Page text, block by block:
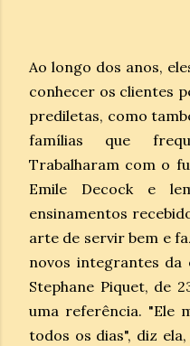
Ao longo dos anos,
conhecer os clientes
prediletas, como
famílias que
Trabalharam com o
Emile Decock e
ensinamentos
arte de servir bem e
novos integrantes da
Stephane Piquet, de
uma referência. "Ele
todos os dias", diz